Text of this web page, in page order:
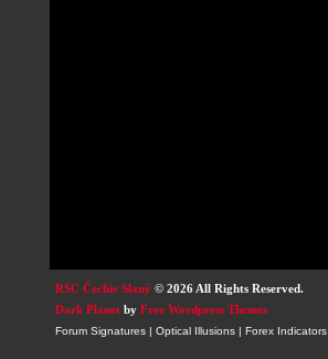
RSC Čechie Slaný © 2026 All Rights Reserved.
Dark Planet by Free Wordpress Themes
Forum Signatures | Optical Illusions | Forex Indicators